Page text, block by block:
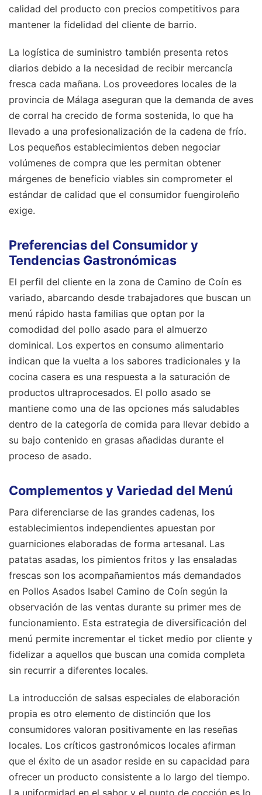
calidad del producto con precios competitivos para
mantener la fidelidad del cliente de barrio.
La logística de suministro también presenta retos
diarios debido a la necesidad de recibir mercancía
fresca cada mañana. Los proveedores locales de la
provincia de Málaga aseguran que la demanda de aves
de corral ha crecido de forma sostenida, lo que ha
llevado a una profesionalización de la cadena de frío.
Los pequeños establecimientos deben negociar
volúmenes de compra que les permitan obtener
márgenes de beneficio viables sin comprometer el
estándar de calidad que el consumidor fuengiroleño
exige.
Preferencias del Consumidor y
Tendencias Gastronómicas
El perfil del cliente en la zona de Camino de Coín es
variado, abarcando desde trabajadores que buscan un
menú rápido hasta familias que optan por la
comodidad del pollo asado para el almuerzo
dominical. Los expertos en consumo alimentario
indican que la vuelta a los sabores tradicionales y la
cocina casera es una respuesta a la saturación de
productos ultraprocesados. El pollo asado se
mantiene como una de las opciones más saludables
dentro de la categoría de comida para llevar debido a
su bajo contenido en grasas añadidas durante el
proceso de asado.
Complementos y Variedad del Menú
Para diferenciarse de las grandes cadenas, los
establecimientos independientes apuestan por
guarniciones elaboradas de forma artesanal. Las
patatas asadas, los pimientos fritos y las ensaladas
frescas son los acompañamientos más demandados
en Pollos Asados Isabel Camino de Coín según la
observación de las ventas durante su primer mes de
funcionamiento. Esta estrategia de diversificación del
menú permite incrementar el ticket medio por cliente y
fidelizar a aquellos que buscan una comida completa
sin recurrir a diferentes locales.
La introducción de salsas especiales de elaboración
propia es otro elemento de distinción que los
consumidores valoran positivamente en las reseñas
locales. Los críticos gastronómicos locales afirman
que el éxito de un asador reside en su capacidad para
ofrecer un producto consistente a lo largo del tiempo.